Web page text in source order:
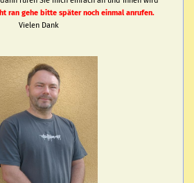
ran gehe bitte später noch einmal anrufen.
Vielen Dank